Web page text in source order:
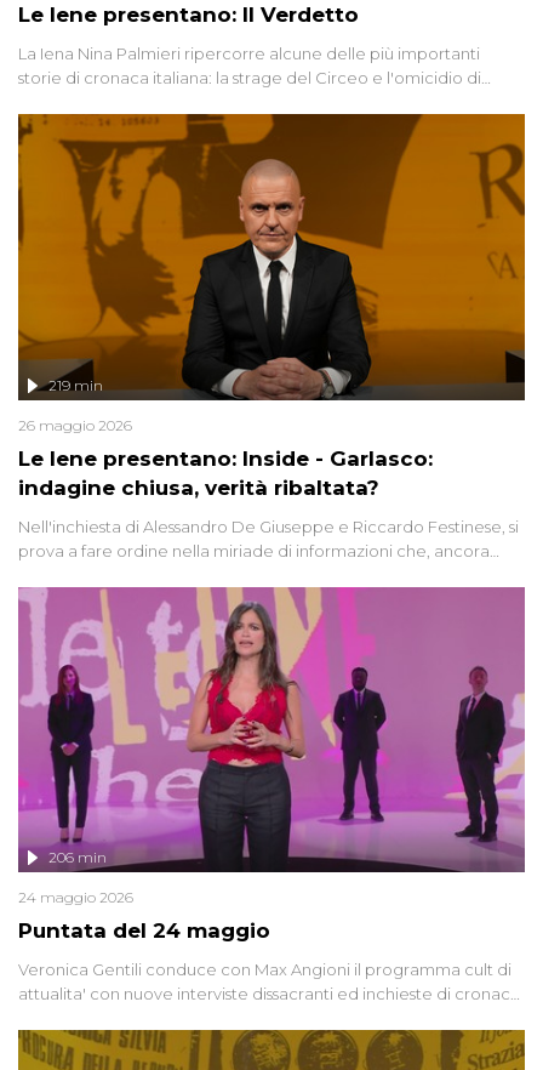
Le Iene presentano: Il Verdetto
La Iena Nina Palmieri ripercorre alcune delle più importanti
storie di cronaca italiana: la strage del Circeo e l'omicidio di
Le Iene presentano: Inside - Garlasco:
indagine chiusa, verità ribaltata?
219 min
26 maggio 2026
Nell'inchiesta di Alessandro De Giuseppe e Riccardo Festinese, si
prova a fare ordine nella miriade di informazioni che, ancora
giudiziarie più discusse degli ultimi anni. Lo speciale ricostruisce la
vicenda mettendo in fila testimonianze, errori, dettagli
controversi e i protagonisti di un'indagine che sembra non avere
fine.
Puntata del 24 maggio
206 min
24 maggio 2026
Veronica Gentili conduce con Max Angioni il programma cult di
attualita' con nuove interviste dissacranti ed inchieste di cronaca